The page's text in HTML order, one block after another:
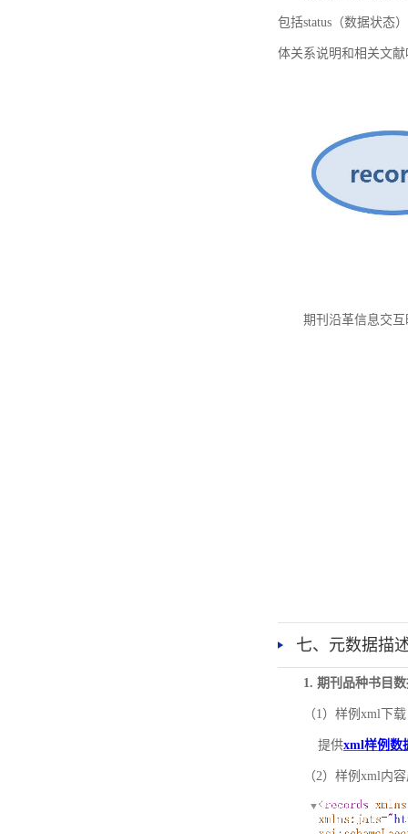
包括status（数据状态
体关系说明和相关文
期刊沿革信息交
七、元数据描
1. 期刊品种书目
（1）样例xml下载
提供xml样例数
（2）样例xml内